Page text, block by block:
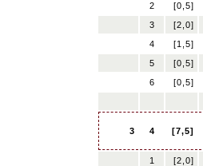
2
[0,5]
3
[2,0]
4
[1,5]
5
[0,5]
6
[0,5]
3 4 [7,5]
1 [2,0]